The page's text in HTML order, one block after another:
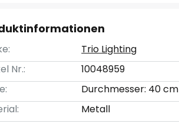
Trio Lighting
Nr.:
10048959
Durchmesser: 40 cm
Metall